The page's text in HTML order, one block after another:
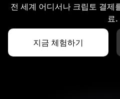
전 세계 어디서나 크립토 결제
료.
지금 체험하기